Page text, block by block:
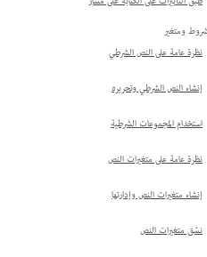
ومتغير
نظرة عامة على النص الشرطي
إنشاء النص الشرطي وتحريره
استخدام المجموعات الشرطية
نظرة عامة على متغيرات النص
إنشاء متغيرات النص وإدارتها
نسّق متغيرات النص